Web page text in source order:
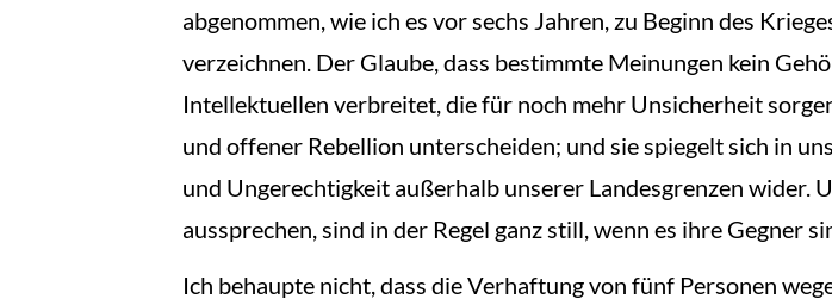
abgenommen, wie ich es vor sechs Jahren, zu Beginn des
verzeichnen. Der Glaube, dass bestimmte Meinungen kein
Intellektuellen verbreitet, die für noch mehr Unsicherheit
und offener Rebellion unterscheiden; und sie spiegelt sich in
und Ungerechtigkeit außerhalb unserer Landesgrenzen wider.
aussprechen, sind in der Regel ganz still, wenn es ihre Gegner
Ich behaupte nicht, dass die Verhaftung von fünf Personen